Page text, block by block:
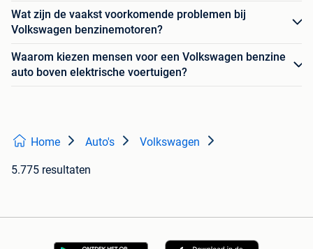
Wat zijn de vaakst voorkomende problemen bij
Volkswagen benzinemotoren?
Waarom kiezen mensen voor een Volkswagen benzine
auto boven elektrische voertuigen?
Home Auto's Volkswagen
5.775 resultaten